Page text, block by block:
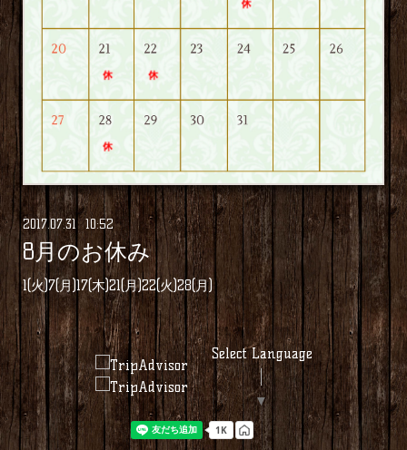
2017.07.31 10:52
8月のお休み
1(火)7(月)17(木)21(月)22(火)28(月)
Select Language
▼